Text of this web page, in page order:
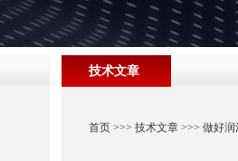
技术文章
首页>>> 技术文章>>> 做好润